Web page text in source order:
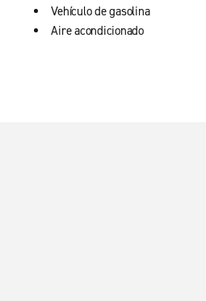
Vehículo de gasolina
Aire acondicionado